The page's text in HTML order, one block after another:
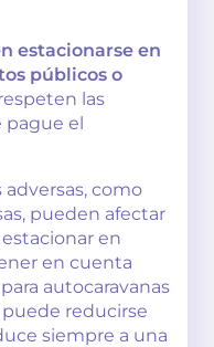
estacionarse en
públicos o
las
pague el
como
pueden afectar
en
en cuenta
autocaravanas
reducirse
siempre a una